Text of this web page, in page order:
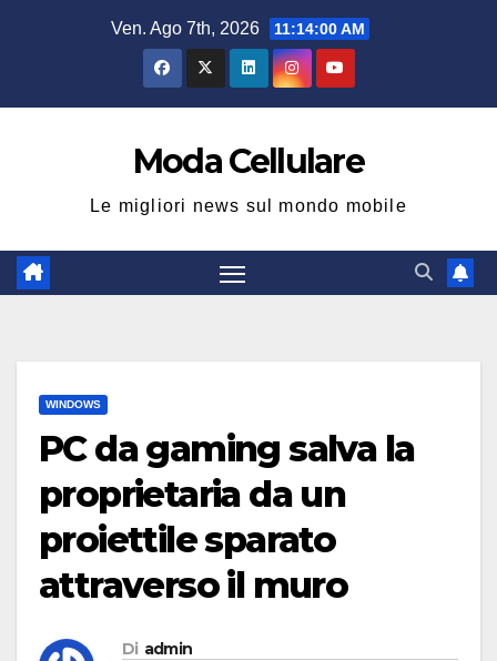
Ven. Ago 7th, 2026 11:14:00 AM
Moda Cellulare
Le migliori news sul mondo mobile
WINDOWS
PC da gaming salva la
proprietaria da un
proiettile sparato
attraverso il muro
Di admin